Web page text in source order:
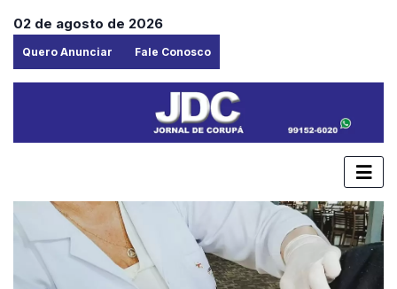
02 de agosto de 2026
Quero Anunciar Fale Conosco